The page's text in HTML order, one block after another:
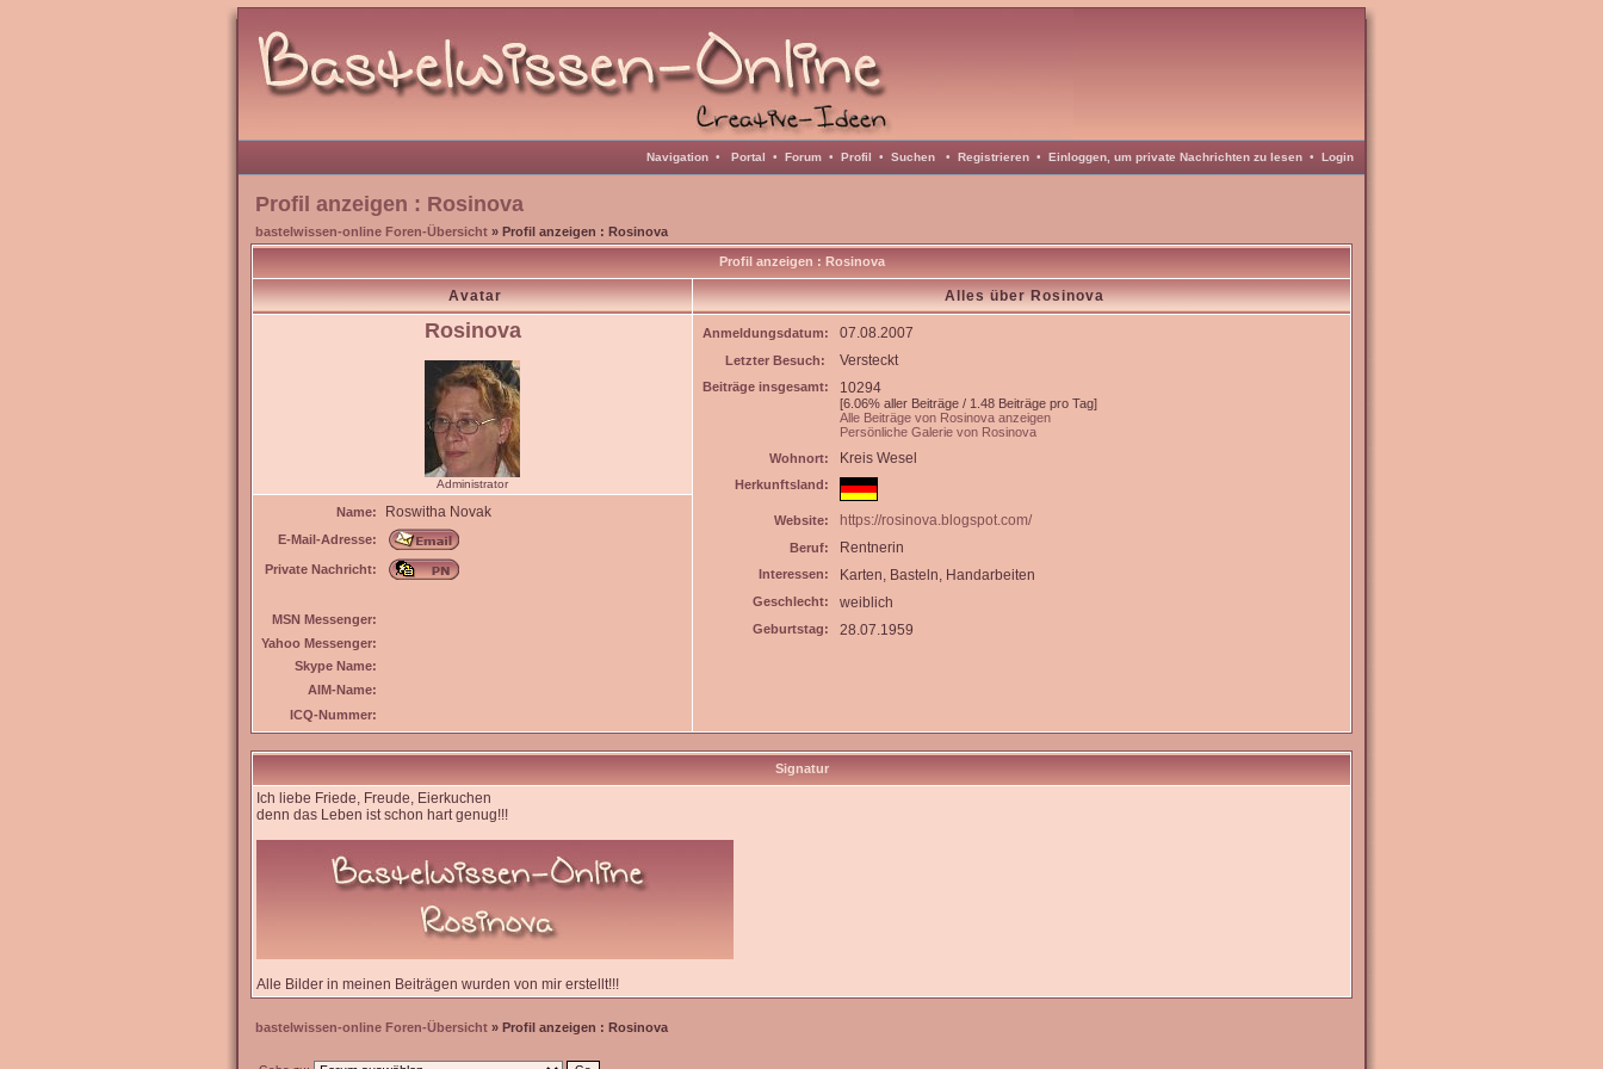
Navigation • Portal • Forum • Profil • Suchen • Registrieren • Einloggen, um private Nachrichten zu lesen • Login
Profil anzeigen : Rosinova
bastelwissen-online Foren-Übersicht » Profil anzeigen : Rosinova
Profil anzeigen : Rosinova
Avatar Alles über Rosinova
Rosinova
Administrator
Anmeldungsdatum: 07.08.2007
Letzter Besuch: Versteckt
Beiträge insgesamt: 10294
[6.06% aller Beiträge / 1.48 Beiträge pro Tag]
Alle Beiträge von Rosinova anzeigen
Persönliche Galerie von Rosinova
Wohnort:
Kreis Wesel
Herkunftsland:
Website: https://rosinova.blogspot.com/
Beruf: Rentnerin
Interessen: Karten, Basteln, Handarbeiten
Geschlecht: weiblich
Geburtstag: 28.07.1959
Name: Roswitha Novak
E-Mail-Adresse:
Private Nachricht:
MSN Messenger:
Yahoo Messenger:
Skype Name:
AIM-Name:
ICQ-Nummer:
Signatur
Ich liebe Friede, Freude, Eierkuchen
denn das Leben ist schon hart genug!!!
Alle Bilder in meinen Beiträgen wurden von mir erstellt!!!
bastelwissen-online Foren-Übersicht » Profil anzeigen : Rosinova